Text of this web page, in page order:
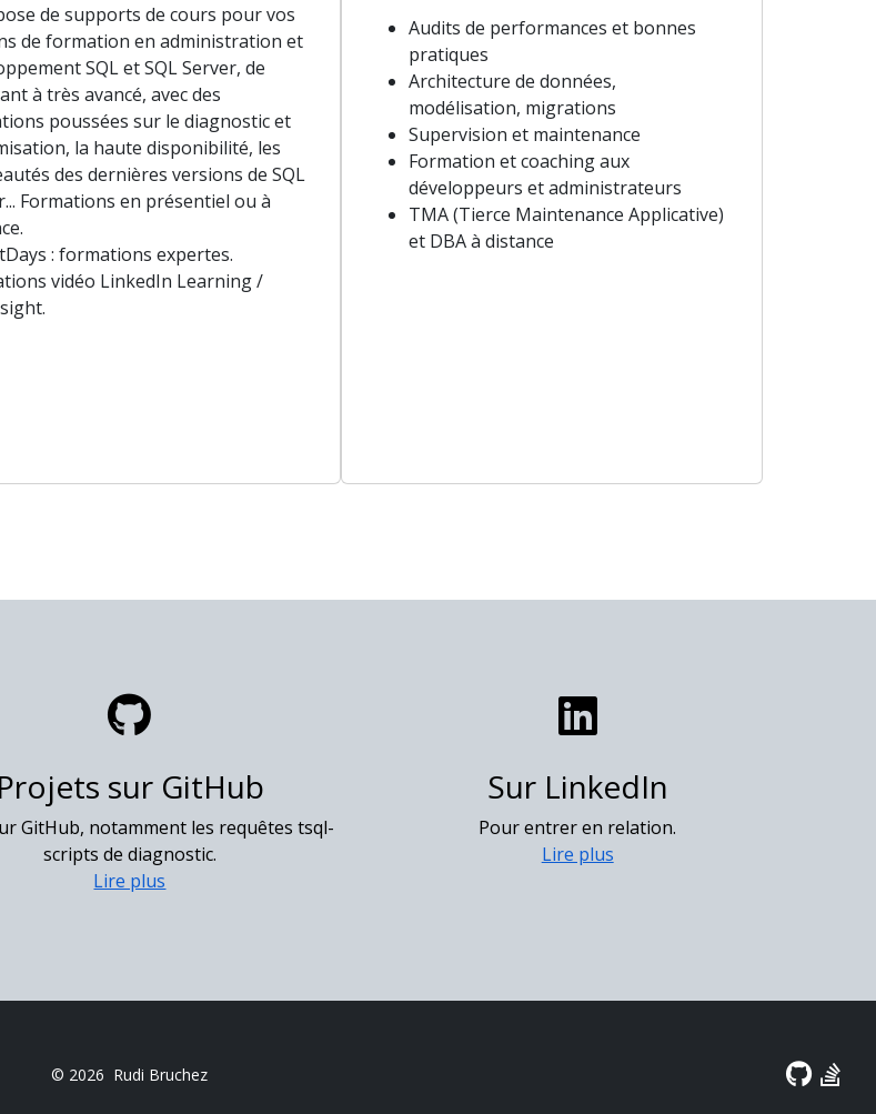
de supports de cours pour vos
de formation en administration et
SQL et SQL Server, de
à très avancé, avec des
poussées sur le diagnostic et
la haute disponibilité, les
des dernières versions de SQL
Formations en présentiel ou à
: formations expertes.
vidéo LinkedIn Learning /
Audits de performances et bonnes
pratiques
Architecture de données,
modélisation, migrations
Supervision et maintenance
Formation et coaching aux
développeurs et administrateurs
TMA (Tierce Maintenance Applicative)
et DBA à distance
Projets sur GitHub
GitHub, notamment les requêtes tsql-
scripts de diagnostic.
Lire plus
Sur LinkedIn
Pour entrer en relation.
Lire plus
© 2026 Rudi Bruchez